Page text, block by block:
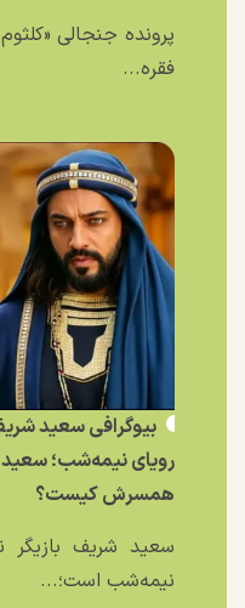
فقره...
بیوگرافی سعید
رویای نیمه‌شب؛
همسرش کیست؟
سعید شریف
نیمه‌شب است؛...